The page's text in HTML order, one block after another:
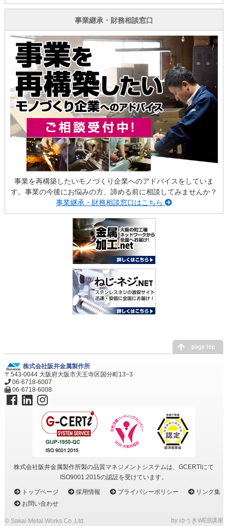
事業継承・財務相談窓口
事業を再構築したいモノづくり企業へのアドバイスをしていま
す。事業の今後にお悩みの方、諦める前に相談してみませんか？
事業継承・財務相談窓口はこちら
株式会社阪井金属製作所
〒543-0044 大阪府大阪市天王寺区国分町13−3
06-6718-6007
06-6718-6008
株式会社阪井金属製作所製の品質マネジメントシステムは、GCERTIにて
ISO9001:2015の認証を受けています。
トップページ 採用情報 プライバシーポリシー
リンク集
お問い合わせ
© Sakai Metal Works Co.,Ltd. by ゆうきWEB講座